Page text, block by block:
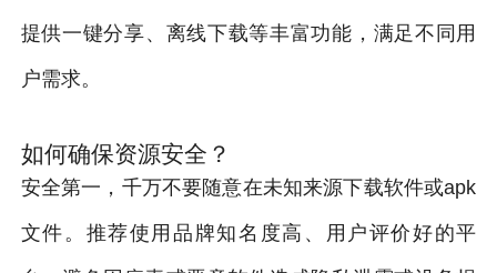
提供一键分享、离线下载等丰富功能，满足不同用
户需求。
如何确保资源安全？
安全第一，千万不要随意在未知来源下载软件或apk
文件。推荐使用品牌知名度高、用户评价好的平